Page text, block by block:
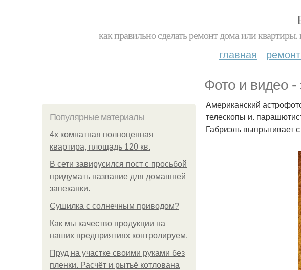
как правильно сделать ремонт дома или
главная
Фото и видео
Популярные материалы
4x комнатная полноценная
квартира, площадь 120 кв.
В сети завирусился пост с просьбой
придумать название для домашней
запеканки.
Сушилка с солнечным приводом?
Как мы качество продукции на
наших предприятиях контролируем.
Пруд на участке своими руками без
пленки. Расчёт и рытьё котлована
Американский
телескопы и.
Габриэль выпрыгивает